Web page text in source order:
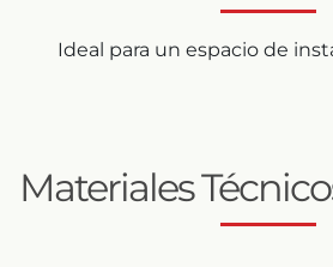
Ideal para un espacio de
Materiales